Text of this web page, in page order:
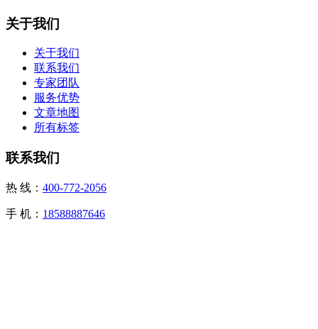
关于我们
关于我们
联系我们
专家团队
服务优势
文章地图
所有标签
联系我们
热 线： 400-772-2056
手 机： 18588887646